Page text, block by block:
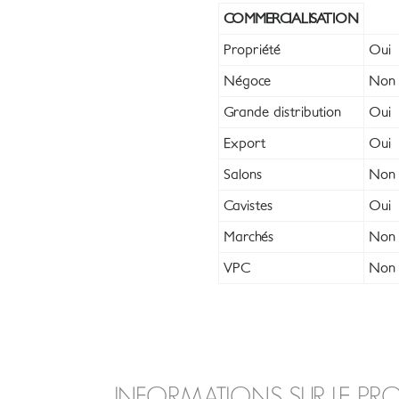
COMMERCIALISATION
Propriété Oui
Négoce Non
Grande distribution Oui
Export Oui
Salons Non
Cavistes Oui
Marchés Non
VPC Non